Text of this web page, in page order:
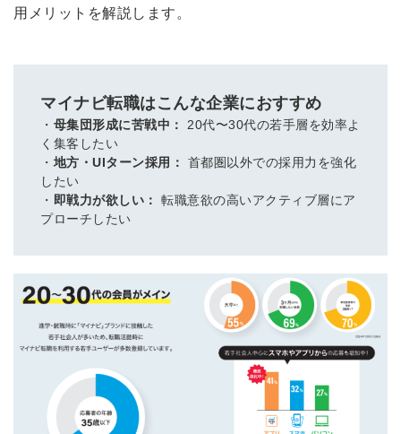
用メリットを解説します。
マイナビ転職はこんな企業におすすめ
・ 母集団形成に苦戦中：
20代〜30代の若手層を効率よ
く集客したい
・ 地方・UIターン採用：
首都圏以外での採用力を強化
したい
・ 即戦力が欲しい：
転職意欲の高いアクティブ層にア
プローチしたい